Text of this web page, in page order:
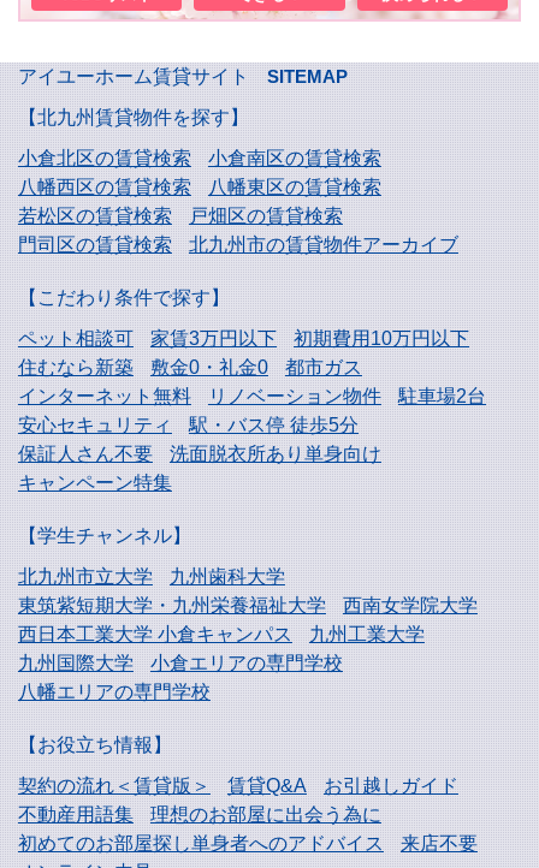
アイユーホーム賃貸サイト
SITEMAP
【北九州賃貸物件を探す】
小倉北区の賃貸検索
小倉南区の賃貸検索
八幡西区の賃貸検索
八幡東区の賃貸検索
若松区の賃貸検索
戸畑区の賃貸検索
門司区の賃貸検索
北九州市の賃貸物件アーカイブ
【こだわり条件で探す】
ペット相談可
家賃3万円以下
初期費用10万円以下
住むなら新築
敷金0・礼金0
都市ガス
インターネット無料
リノベーション物件
駐車場2台
安心セキュリティ
駅・バス停 徒歩5分
保証人さん不要
洗面脱衣所あり単身向け
キャンペーン特集
【学生チャンネル】
北九州市立大学
九州歯科大学
東筑紫短期大学・九州栄養福祉大学
西南女学院大学
西日本工業大学小倉キャンパス
九州工業大学
九州国際大学
小倉エリアの専門学校
八幡エリアの専門学校
【お役立ち情報】
契約の流れ＜賃貸版＞
賃貸Q&A
お引越しガイド
不動産用語集
理想のお部屋に出会う為に
初めてのお部屋探し単身者へのアドバイス
来店不要